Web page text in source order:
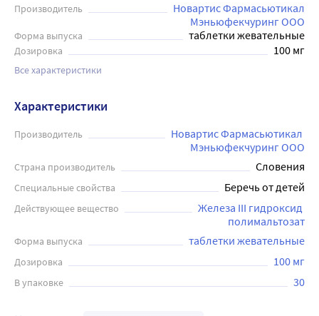
Производитель
Новартис Фармасьютикал
Мэньюфекчуринг ООО
Форма выпуска таблетки жевательные
Дозировка 100 мг
Все характеристики
Характеристики
Производитель
Новартис Фармасьютикал
Мэньюфекчуринг ООО
Страна производитель Словения
Специальные свойства Беречь от детей
Действующее вещество
Железа III гидроксид
полимальтозат
Форма выпуска таблетки жевательные
Дозировка 100 мг
В упаковке 30